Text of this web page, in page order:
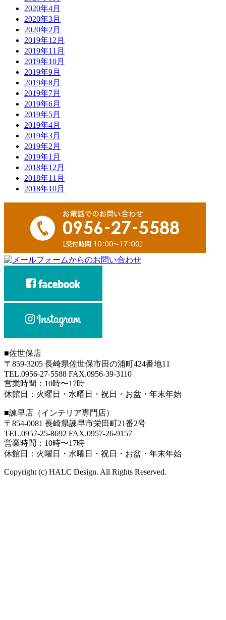
2020年4月
2020年3月
2020年2月
2019年12月
2019年11月
2019年10月
2019年9月
2019年8月
2019年7月
2019年6月
2019年5月
2019年4月
2019年3月
2019年2月
2019年1月
2018年12月
2018年11月
2018年10月
■佐世保店
〒859-3205 長崎県佐世保市田の浦町424番地11
TEL.0956-27-5588 FAX.0956-39-3110
営業時間：10時〜17時
休館日：火曜日・水曜日・祝日・お盆・年末年始
■諫早店（インテリア専門店）
〒854-0081 長崎県諫早市栄田町21番2号
TEL.0957-25-8692 FAX.0957-26-9157
営業時間：10時〜17時
休館日：火曜日・水曜日・祝日・お盆・年末年始
Copyright (c) HALC Design. All Rights Reserved.